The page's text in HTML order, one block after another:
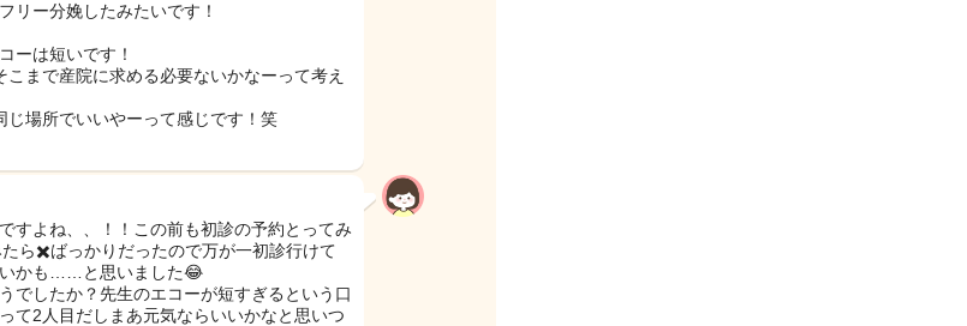
リー分娩したみたいです！
ーは短いです！
こまで産院に求める必要ないかなーって考え
じ場所でいいやーって感じです！笑
すよね、、！！この前も初診の予約とってみ
ら✖️ばっかりだったので万が一初診行けて
いかも……と思いました😂
でしたか？先生のエコーが短すぎるという口
て2人目だしまあ元気ならいいかなと思いつ